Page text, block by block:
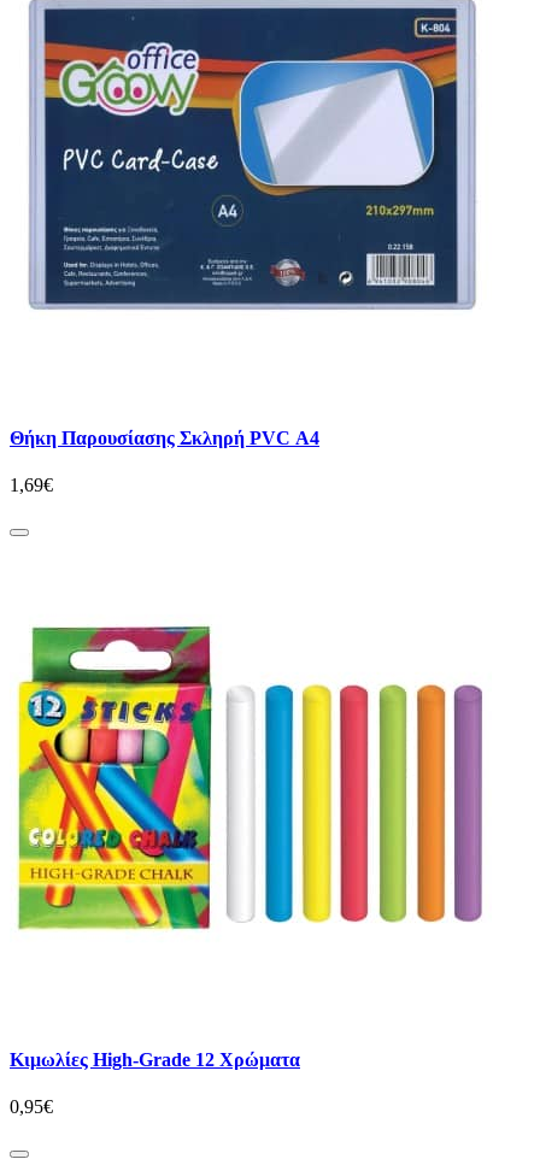
Θήκη Παρουσίασης Σκληρή PVC Α4
1,69€
Κιμωλίες High-Grade 12 Χρώματα
0,95€